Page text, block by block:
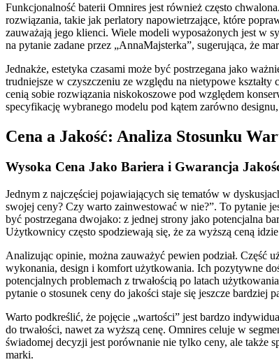
Funkcjonalność baterii Omnires jest również często
rozwiązania, takie jak perlatory napowietrzające, które
zauważają jego klienci. Wiele modeli wyposażonych jest w
na pytanie zadane przez „AnnaMajsterka”, sugerująca, że
Jednakże, estetyka czasami może być postrzegana jako
trudniejsze w czyszczeniu ze względu na nietypowe
cenią sobie rozwiązania niskokoszowe pod względem
specyfikację wybranego modelu pod kątem zarówno
Cena a Jakość: Analiza Stosunku
Wysoka Cena Jako Bariera i Gwarancja
Jednym z najczęściej pojawiających się tematów w
swojej ceny? Czy warto zainwestować w nie?”. To pytanie
być postrzegana dwojako: z jednej strony jako potencjalna
Użytkownicy często spodziewają się, że za wyższą ceną
Analizując opinie, można zauważyć pewien podział. Część
wykonania, design i komfort użytkowania. Ich pozytywne
potencjalnych problemach z trwałością po latach
pytanie o stosunek ceny do jakości staje się jeszcze bardziej
Warto podkreślić, że pojęcie „wartości” jest bardzo
do trwałości, nawet za wyższą cenę. Omnires celuje w
świadomej decyzji jest porównanie nie tylko ceny, ale także
marki.